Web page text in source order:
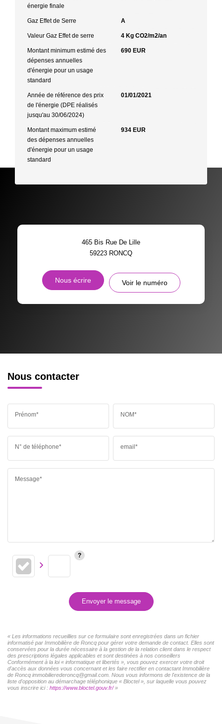
énergie finale
Gaz Effet de Serre A
Valeur Gaz Effet de serre 4 Kg CO2/m2/an
Montant minimum estimé des
dépenses annuelles
d'énergie pour un usage
standard
690 EUR
Année de référence des prix
de l'énergie (DPE réalisés
jusqu'au 30/06/2024)
01/01/2021
Montant maximum estimé
des dépenses annuelles
d'énergie pour un usage
standard
934 EUR
465 Bis Rue De Lille
59223 RONCQ
Nous écrire Voir le numéro
Nous contacter
Prénom* NOM*
N° de téléphone* email*
Message*
Envoyer le message
« Les informations recueillies sur ce formulaire sont enregistrées dans un fichier
informatisé par Immobilière de Roncq pour gérer votre demande de contact. Elles sont
conservées pour la durée nécessaire à la gestion de la relation client dans le respect
des prescriptions légales applicables et sont destinées à nos conseillers
Conformément à la loi « informatique et libertés », vous pouvez exercer votre droit
d'accès aux données vous concernant et les faire rectifier en contactant Immobilière
de Roncq immobilierederoncq@gmail.com. Nous vous informons de l'existence de la
liste d'opposition au démarchage téléphonique « Bloctel », sur laquelle vous pouvez
vous inscrire ici : https://www.bloctel.gouv.fr/»